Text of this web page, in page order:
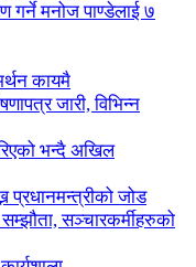
गर्ने मनोज पाण्डेलाई ७
कायमै
जारी, विभिन्न
भन्दै अखिल
प्रधानमन्त्रीको जोड
सञ्चारकर्मीहरुको